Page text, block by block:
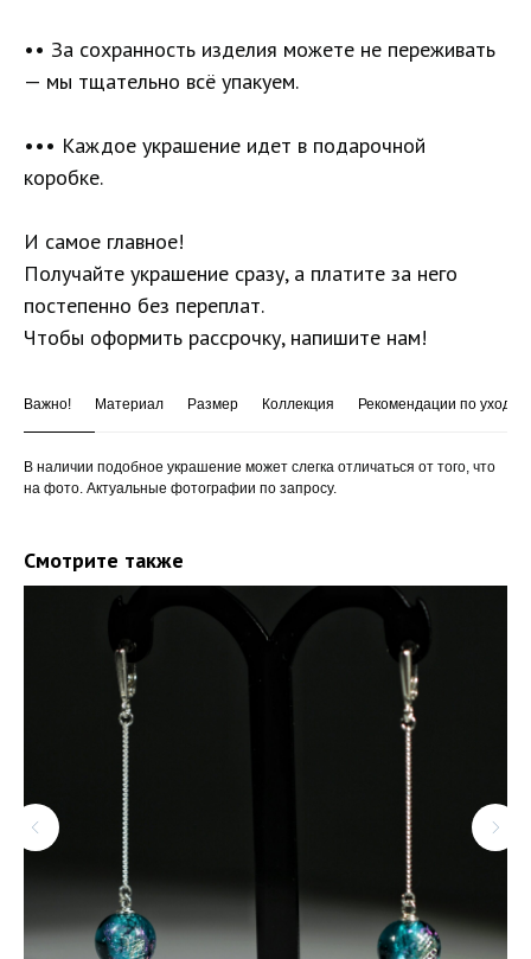
•• За сохранность изделия можете не переживать
— мы тщательно всё упакуем.
••• Каждое украшение идет в подарочной
коробке.
И самое главное!
Получайте украшение сразу, а платите за него
постепенно без переплат.
Чтобы оформить рассрочку, напишите нам!
Важно! Материал Размер Коллекция Рекомендации по уходу
В наличии подобное украшение может слегка отличаться от того, что
на фото. Актуальные фотографии по запросу.
Смотрите также